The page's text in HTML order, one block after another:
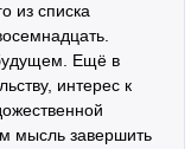
из списка
Ещё в
интерес к
мысль завершить